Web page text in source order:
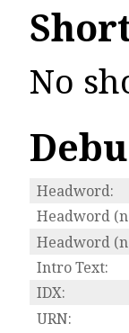
No
Headword:
Headword
Headword
Intro Text:
IDX:
URN: